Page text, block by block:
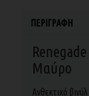
ΠΕΡΙΓΡΑΦΉ
Μαύρο
Ανθεκτικό